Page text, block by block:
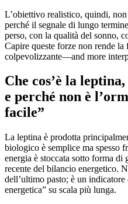
L’obiettivo realistico, quindi,
perché il segnale di lungo
perso, con la qualità del sonno,
Capire queste forze non rende
colpevolizzante—and more
Che cos’è la
e perché non è
facile”
La leptina è prodotta
biologico è semplice ma spesso
energia è stoccata sotto forma di
recente del bilancio energetico.
dell’ultimo pasto; è un
energetica” su scala più lunga.